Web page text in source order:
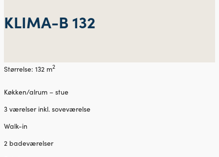
KLIMA-B 132
Størrelse: 132 m2
Køkken/alrum – stue
3 værelser inkl. soveværelse
Walk-in
2 badeværelser